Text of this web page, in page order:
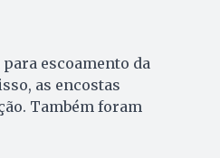
escoamento da
as encostas
Também foram